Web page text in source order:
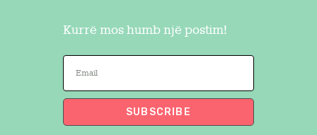
Kurrë mos humb një postim!